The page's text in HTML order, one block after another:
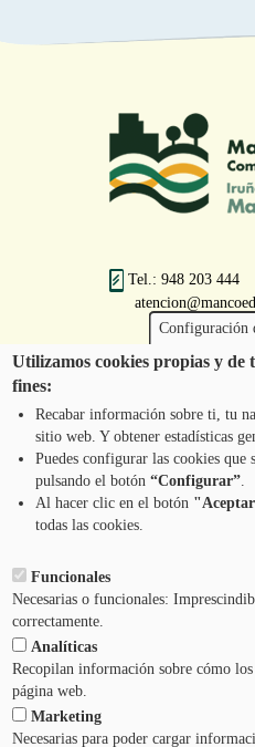
Tel.: 948 203 444
Heziketarako
Pie
JARRI
ZERBITZUAREN
PRIBATUTASUN-
Configuración
Utilizamos cookies propias y de
fines:
Recabar información sobre ti, tu
sitio web. Y obtener estadísticas
Puedes configurar las cookies que
pulsando el botón“Configurar”.
Al hacer clic en el botón
todas las cookies.
Funcionales
Necesarias o funcionales:
correctamente.
Analíticas
Recopilan información sobre cómo
página web.
Marketing
Necesarias para poder cargar